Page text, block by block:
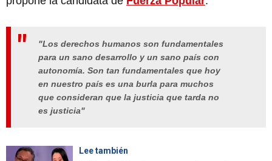
"Los derechos humanos son fundamentales
para un sano desarrollo y un sano país con
autonomía. Son tan fundamentales que hoy
en nuestro país es una burla para muchos
que consideran que la justicia que tarda no
es justicia"
Lee también